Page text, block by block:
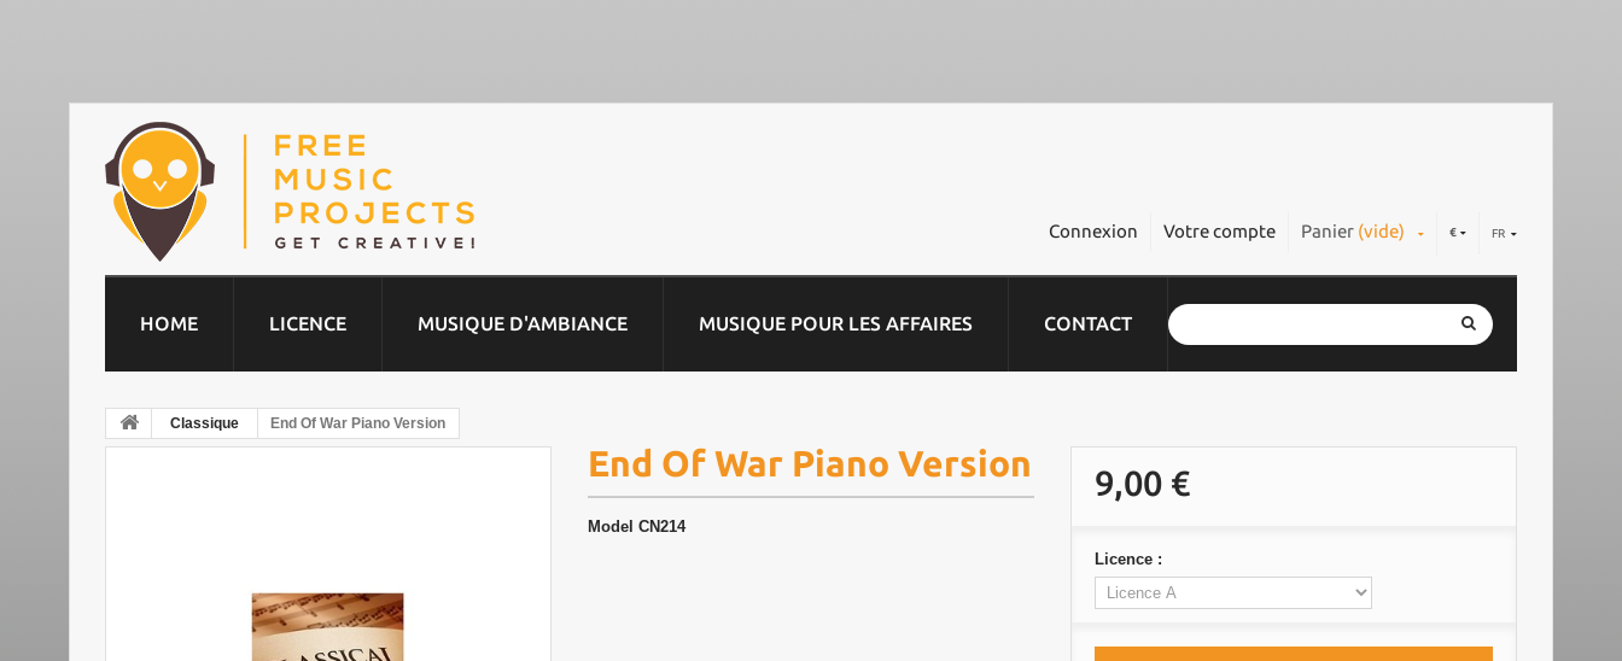
FR
€
Panier (vide)
Votre compte
Connexion
HOME LICENCE MUSIQUE D'AMBIANCE MUSIQUE POUR LES AFFAIRES CONTACT
Classique End Of War Piano Version
End Of War Piano Version
Model CN214
9,00 €
Licence :